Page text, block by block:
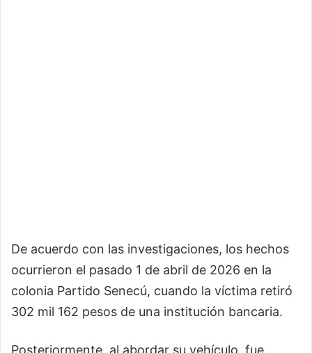
De acuerdo con las investigaciones, los hechos
ocurrieron el pasado 1 de abril de 2026 en la
colonia Partido Senecú, cuando la víctima retiró
302 mil 162 pesos de una institución bancaria.
Posteriormente, al abordar su vehículo, fue